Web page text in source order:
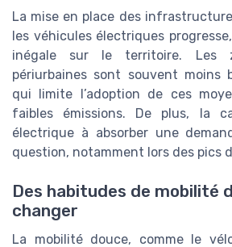
La mise en place des
les véhicules électriques
inégale sur le territoire. Les
périurbaines sont souvent moins
qui limite l’adoption de ces
faibles émissions. De plus, la
électrique à absorber une
question, notamment lors des pics
Des habitudes de mobilité
changer
La mobilité douce, comme le